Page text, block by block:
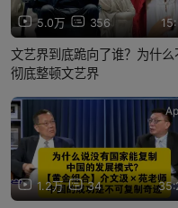
5.0万 356
文艺界到底跪向了谁？为什么
彻底整顿文艺界
1.2万 34